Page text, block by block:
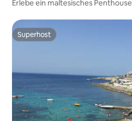
Erlebe ein maltesisches
Superhost
Superhost